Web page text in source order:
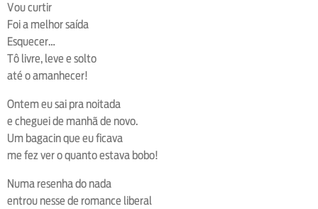
Vou curtir
Foi a melhor saída
Esquecer…
Tô livre, leve e solto
até o amanhecer!
Ontem eu sai pra noitada
e cheguei de manhã de novo.
Um bagacin que eu ficava
me fez ver o quanto estava bobo!
Numa resenha do nada
entrou nesse de romance liberal